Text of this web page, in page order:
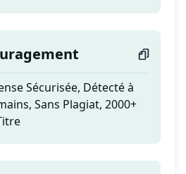
Sécurisée, Détecté à
Sans Plagiat, 2000+